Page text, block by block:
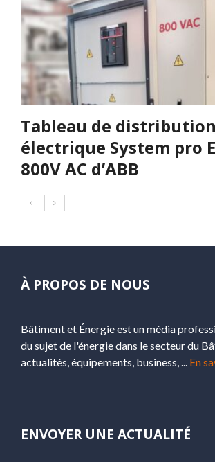
Tableau de distribution
électrique System pro
800V AC d’ABB
À PROPOS DE NOUS
Bâtiment et Énergie est un média
du sujet de l'énergie dans le secteur du
actualités, équipements, business, ... En
ENVOYER UNE ACTUALITÉ